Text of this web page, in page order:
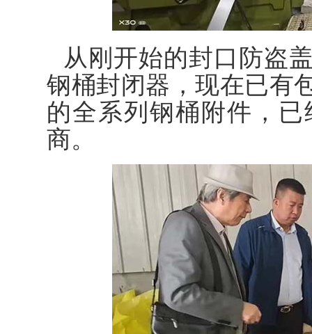
从刚开始的封口防盗
钢桶封闭器，现在已有
的全系列钢桶附件，
商。